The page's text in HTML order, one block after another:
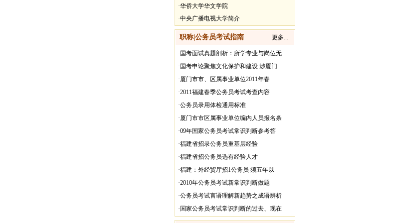
·华侨大学华文学院
·中央广播电视大学简介
职称|公务员考试指南 更多...
· 国考面试真题剖析：所学专业与岗位无
· 国考申论聚焦文化保护和建设 涉厦门
·厦门市市、区属事业单位2011年春
·2011福建春季公务员考试考查内容
·公务员录用体检通用标准
·厦门市市区属事业单位编内人员报名条
·09年国家公务员考试常识判断参考答
·福建省招录公务员重基层经验
·福建省招公务员选有经验人才
·福建：外经贸厅招1公务员 须五年以
·2010年公务员考试新常识判断做题
·公务员考试言语理解新趋势之成语辨析
· 国家公务员考试常识判断的过去、现在